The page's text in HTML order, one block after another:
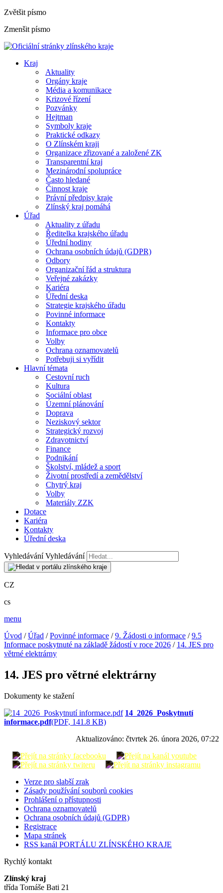
Zvětšit písmo
Zmenšit písmo
Kraj
Aktuality
Orgány kraje
Média a komunikace
Krizové řízení
Pozvánky
Hejtman
Symboly kraje
Praktické odkazy
O Zlínském kraji
Organizace zřizované a založené ZK
Transparentní kraj
Mezinárodní spolupráce
Často hledané
Činnost kraje
Právní předpisy kraje
Zlínský kraj pomáhá
Úřad
Aktuality z úřadu
Ředitelka krajského úřadu
Úřední hodiny
Ochrana osobních údajů (GDPR)
Odbory
Organizační řád a struktura
Veřejné zakázky
Kariéra
Úřední deska
Strategie krajského úřadu
Povinné informace
Kontakty
Informace pro obce
Volby
Ochrana oznamovatelů
Potřebuji si vyřídit
Hlavní témata
Cestovní ruch
Kultura
Sociální oblast
Územní plánování
Doprava
Neziskový sektor
Strategický rozvoj
Zdravotnictví
Finance
Podnikání
Školství, mládež a sport
Životní prostředí a zemědělství
Chytrý kraj
Volby
Materiály ZZK
Dotace
Kariéra
Kontakty
Úřední deska
Vyhledávání Vyhledávání
CZ
cs
menu
Úvod /Úřad /Povinné informace /9. Žádosti o informace /9.5
Informace poskytnuté na základě žádostí v roce 2026 / 14. JES pro
větrné elektrárny
14. JES pro větrné elektrárny
Dokumenty ke stažení
14_2026_Poskytnutí
informace.pdf(PDF, 141.8 KB)
Aktualizováno: čtvrtek 26. února 2026, 07:22
Verze pro slabší zrak
Zásady používání souborů cookies
Prohlášení o přístupnosti
Ochrana oznamovatelů
Ochrana osobních údajů (GDPR)
Registrace
Mapa stránek
RSS kanál PORTÁLU ZLÍNSKÉHO KRAJE
Rychlý kontakt
Zlínský kraj
třída Tomáše Bati 21